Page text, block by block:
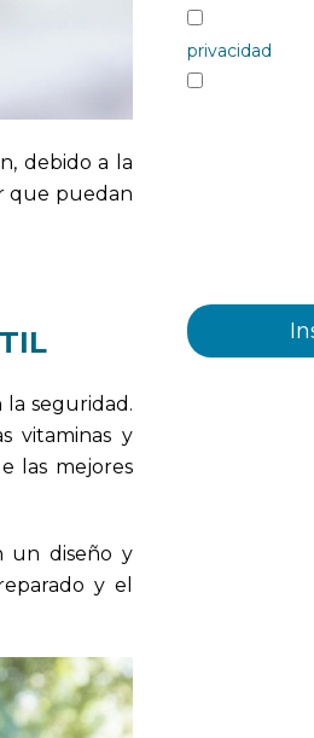
debido a la
que puedan
la seguridad.
vitaminas y
las mejores
un diseño y
y el
privacidad